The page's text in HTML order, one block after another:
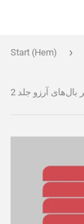
Start (Hem) ›
بال‫‌های آرزو جلد 2